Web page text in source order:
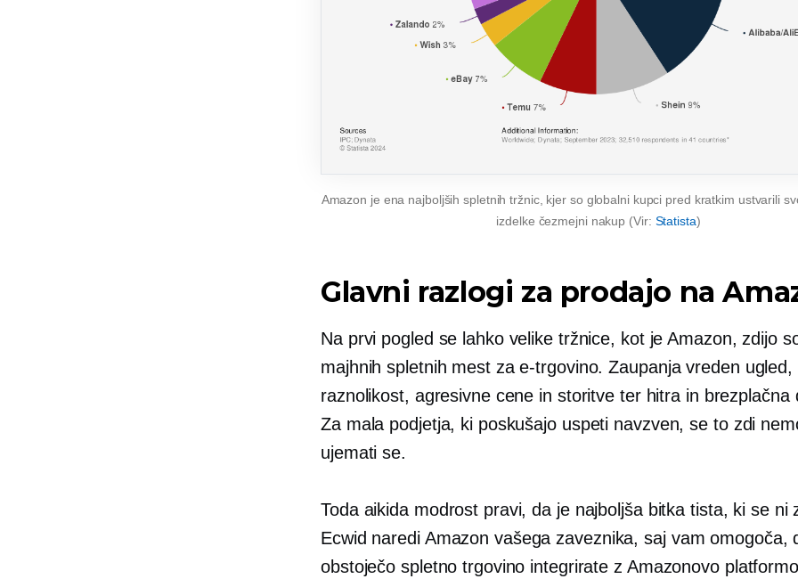
Amazon je ena najboljših spletnih tržnic, kjer so globalni kupci pred kratkim ustvarili
izdelke čezmejninakup (Vir: Statista)
Glavni razlogi za prodajo na
Na prvi pogled se lahko velike tržnice, kot je Amazon, zdijo
majhnih spletnih mest za e-trgovino. Zaupanja vreden ugled,
raznolikost, agresivne cene in storitve ter hitra in brezplačna
Za mala podjetja, ki poskušajo uspeti navzven, se to zdi
ujemati se.
Toda aikida modrost pravi, da je najboljša bitka tista, ki se ni
Ecwid naredi Amazon vašega zaveznika, saj vam omogoča,
obstoječo spletno trgovino integrirate z Amazonovo